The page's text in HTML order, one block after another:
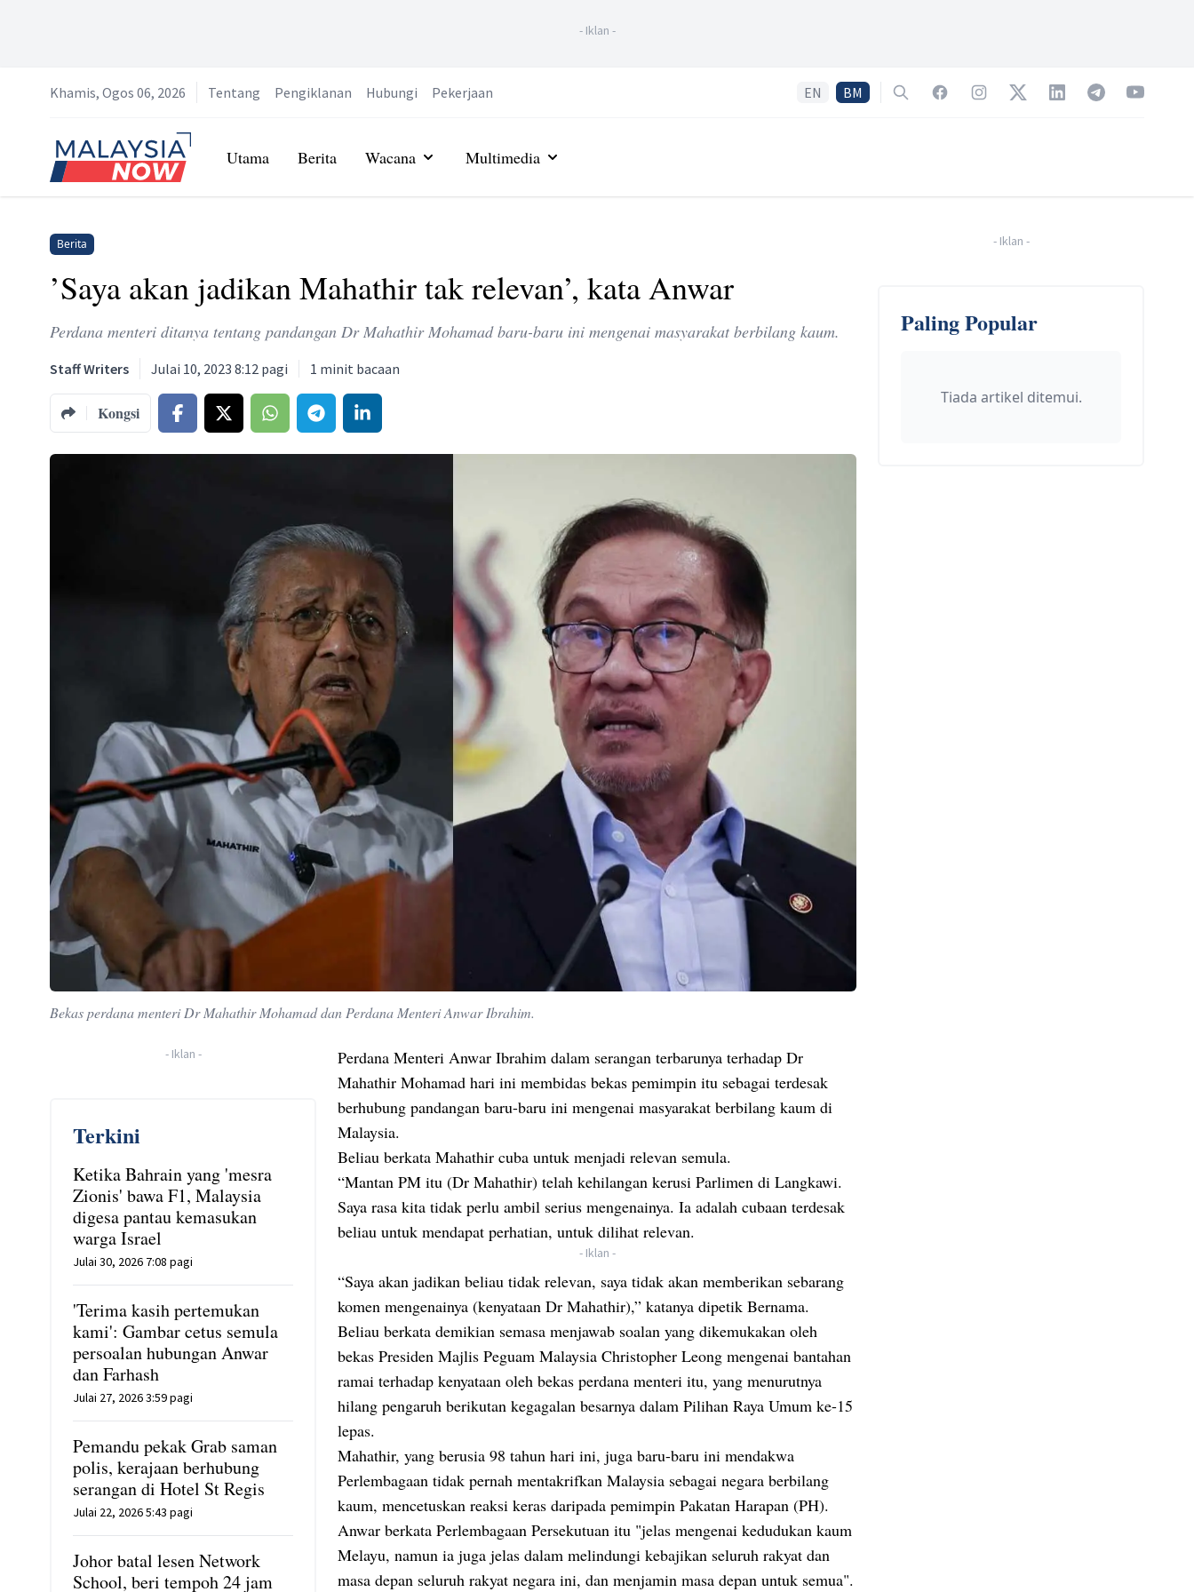
- Iklan -
Khamis, Ogos 06, 2026 Tentang Pengiklanan Hubungi Pekerjaan EN BM SearchFacebookInstagramTwitterLinkedInTelegramYouTube
Home
Utama Berita Wacana Multimedia
Berita
’Saya akan jadikan Mahathir tak relevan’, kata Anwar
Perdana menteri ditanya tentang pandangan Dr Mahathir Mohamad baru-baru ini mengenai masyarakat berbilang kaum.
Staff Writers Julai 10, 2023 8:12 pagi 1 minit bacaan
Kongsi
Bekas perdana menteri Dr Mahathir Mohamad dan Perdana Menteri Anwar Ibrahim.
- Iklan -
Terkini
Ketika Bahrain yang 'mesra
Zionis' bawa F1, Malaysia
digesa pantau kemasukan
warga Israel
Julai 30, 2026 7:08 pagi
'Terima kasih pertemukan
kami': Gambar cetus semula
persoalan hubungan Anwar
dan Farhash
Julai 27, 2026 3:59 pagi
Pemandu pekak Grab saman
polis, kerajaan berhubung
serangan di Hotel St Regis
Julai 22, 2026 5:43 pagi
Johor batal lesen Network
School, beri tempoh 24 jam
Perdana Menteri Anwar Ibrahim dalam serangan terbarunya terhadap Dr
Mahathir Mohamad hari ini membidas bekas pemimpin itu sebagai terdesak
berhubung pandangan baru-baru ini mengenai masyarakat berbilang kaum di
Malaysia.
Beliau berkata Mahathir cuba untuk menjadi relevan semula.
“Mantan PM itu (Dr Mahathir) telah kehilangan kerusi Parlimen di Langkawi.
Saya rasa kita tidak perlu ambil serius mengenainya. Ia adalah cubaan terdesak
beliau untuk mendapat perhatian, untuk dilihat relevan.
- Iklan -
“Saya akan jadikan beliau tidak relevan, saya tidak akan memberikan sebarang
komen mengenainya (kenyataan Dr Mahathir),” katanya dipetik Bernama.
Beliau berkata demikian semasa menjawab soalan yang dikemukakan oleh
bekas Presiden Majlis Peguam Malaysia Christopher Leong mengenai bantahan
ramai terhadap kenyataan oleh bekas perdana menteri itu, yang menurutnya
hilang pengaruh berikutan kegagalan besarnya dalam Pilihan Raya Umum ke-15
lepas.
Mahathir, yang berusia 98 tahun hari ini, juga baru-baru ini mendakwa
Perlembagaan tidak pernah mentakrifkan Malaysia sebagai negara berbilang
kaum, mencetuskan reaksi keras daripada pemimpin Pakatan Harapan (PH).
Anwar berkata Perlembagaan Persekutuan itu "jelas mengenai kedudukan kaum
Melayu, namun ia juga jelas dalam melindungi kebajikan seluruh rakyat dan
masa depan seluruh rakyat negara ini, dan menjamin masa depan untuk semua".
- Iklan -
Paling Popular
Tiada artikel ditemui.